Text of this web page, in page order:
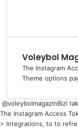
Voleybol
The Instagram
Theme options
@voleybolmagazinBizi
The Instagram Access
> Integrations, to to